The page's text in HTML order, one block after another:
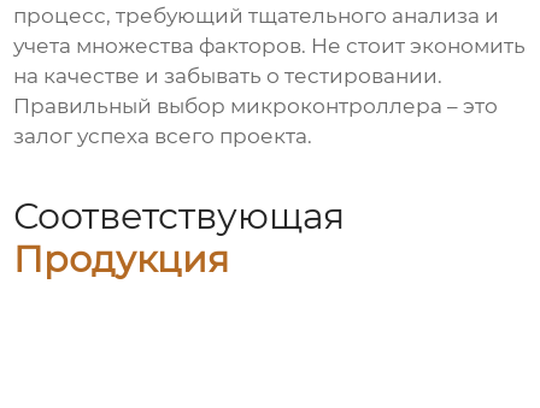
процесс, требующий тщательного анализа и
учета множества факторов. Не стоит экономить
на качестве и забывать о тестировании.
Правильный выбор микроконтроллера – это
залог успеха всего проекта.
Соответствующая
Продукция